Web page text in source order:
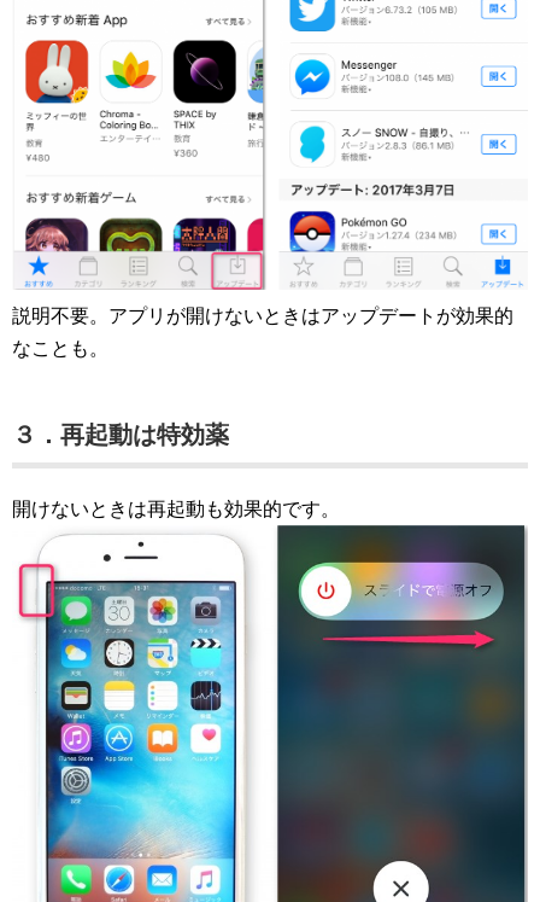
説明不要。アプリが開けないときはアップデートが効果的
なことも。
３．再起動は特効薬
開けないときは再起動も効果的です。